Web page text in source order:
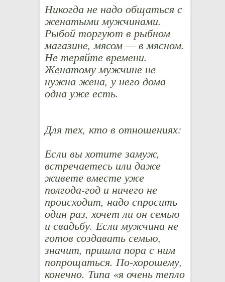
Никогда не надо общаться с
женатыми мужчинами.
Рыбой торгуют в рыбном
магазине, мясом — в мясном.
Не теряйте времени.
Женатому мужчине не
нужна жена, у него дома
одна уже есть.
Для тех, кто в отношениях:
Если вы хотите замуж,
встречаетесь или даже
живете вместе уже
полгода-год и ничего не
происходит, надо спросить
один раз, хочет ли он семью
и свадьбу. Если мужчина не
готов создавать семью,
значит, пришла пора с ним
попрощаться. По-хорошему,
конечно. Типа «я очень тепло